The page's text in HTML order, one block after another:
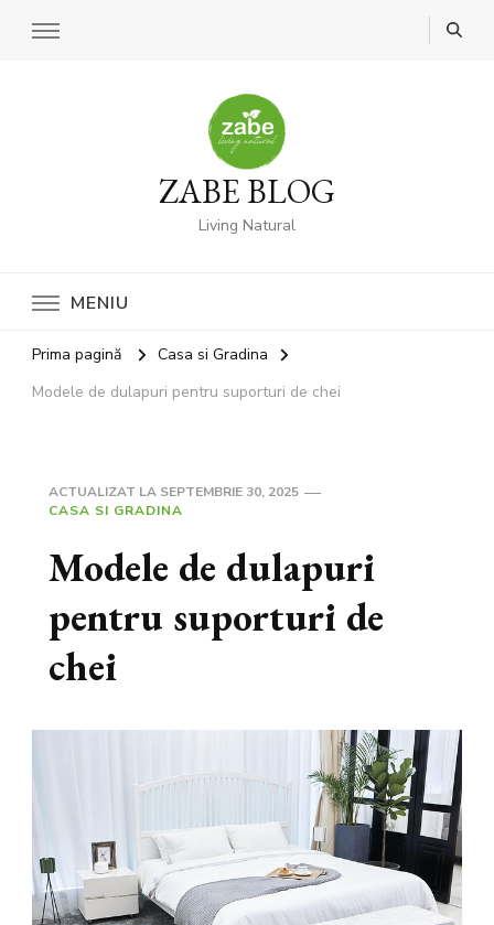
ZABE BLOG
Living Natural
MENIU
Prima pagină
Casa si Gradina
Modele de dulapuri pentru suporturi de chei
ACTUALIZAT LA SEPTEMBRIE 30, 2025
CASA SI GRADINA
Modele de dulapuri
pentru suporturi de
chei